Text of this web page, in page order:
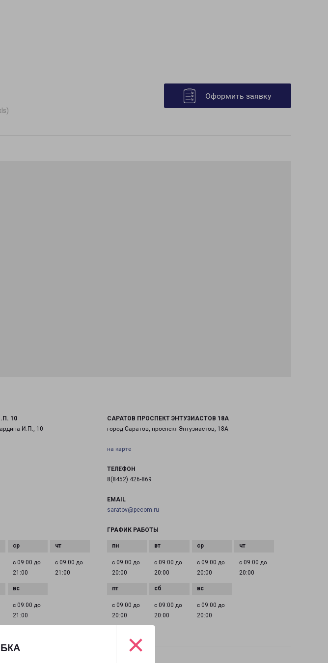
×
Оформить заявку
10
И.П., 10
с 09:00 до
21:00
с 09:00 до
21:00
с 09:00 до
21:00
САРАТОВ ПРОСПЕКТ ЭНТУЗИАСТОВ 18А
город Саратов, проспект Энтузиастов, 18А
на карте
ТЕЛЕФОН
8(8452) 426-869
EMAIL
saratov@pecom.ru
ГРАФИК РАБОТЫ
с 09:00 до
20:00
с 09:00 до
20:00
с 09:00 до
20:00
с 09:00 до
20:00
с 09:00 до
20:00
с 09:00 до
20:00
с 09:00 до
20:00